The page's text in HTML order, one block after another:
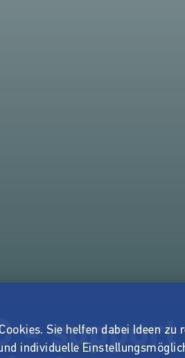
- support
Sie helfen dabei Ideen zu
individuelle